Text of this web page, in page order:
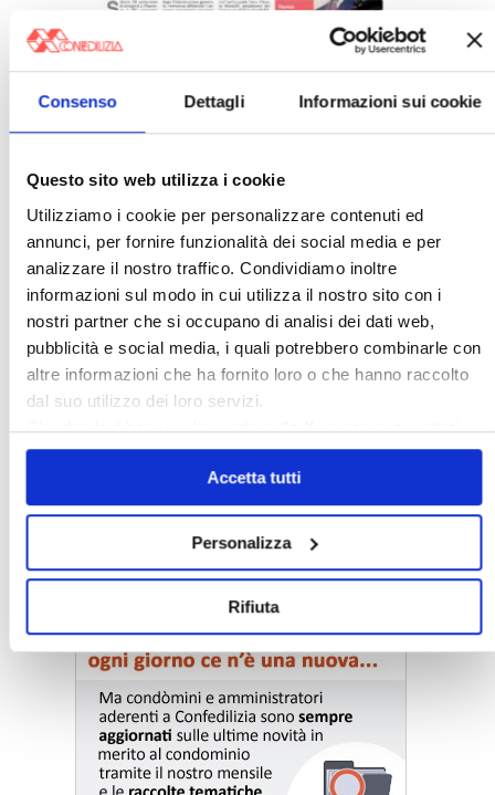
Consenso Dettagli Informazioni sui cookie
Questo sito web utilizza i cookie
Utilizziamo i cookie per personalizzare contenuti ed
annunci, per fornire funzionalità dei social media e per
analizzare il nostro traffico. Condividiamo inoltre
informazioni sul modo in cui utilizza il nostro sito con i
nostri partner che si occupano di analisi dei dati web,
pubblicità e social media, i quali potrebbero combinarle con
altre informazioni che ha fornito loro o che hanno raccolto
dal suo utilizzo dei loro servizi.
Chiudendo il banner cliccando sullaXverranno accettati
solo i cookie necessari.
Accetta tutti
Personalizza
Rifiuta
Italia Oggi – Luglio 2026
〉 Rubriche
〉 Notizie e Banche dati